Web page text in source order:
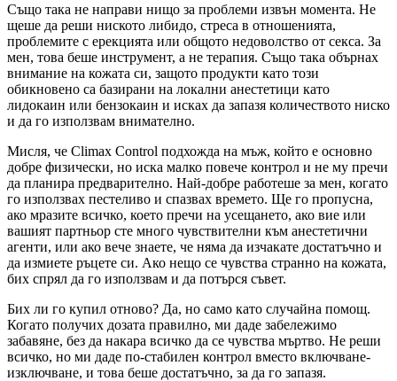
Също така не направи нищо за проблеми извън момента. Не
щеше да реши ниското либидо, стреса в отношенията,
проблемите с ерекцията или общото недоволство от секса. За
мен, това беше инструмент, а не терапия. Също така обърнах
внимание на кожата си, защото продукти като този
обикновено са базирани на локални анестетици като
лидокаин или бензокаин и исках да запазя количеството ниско
и да го използвам внимателно.
Мисля, че Climax Control подхожда на мъж, който е основно
добре физически, но иска малко повече контрол и не му пречи
да планира предварително. Най-добре работеше за мен, когато
го използвах пестеливо и спазвах времето. Ще го пропусна,
ако мразите всичко, което пречи на усещането, ако вие или
вашият партньор сте много чувствителни към анестетични
агенти, или ако вече знаете, че няма да изчакате достатъчно и
да измиете ръцете си. Ако нещо се чувства странно на кожата,
бих спрял да го използвам и да потърся съвет.
Бих ли го купил отново? Да, но само като случайна помощ.
Когато получих дозата правилно, ми даде забележимо
забавяне, без да накара всичко да се чувства мъртво. Не реши
всичко, но ми даде по-стабилен контрол вместо включване-
изключване, и това беше достатъчно, за да го запазя.